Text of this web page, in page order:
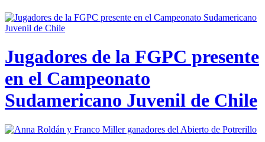
Jugadores de la FGPC presente
en el Campeonato
Sudamericano Juvenil de Chile